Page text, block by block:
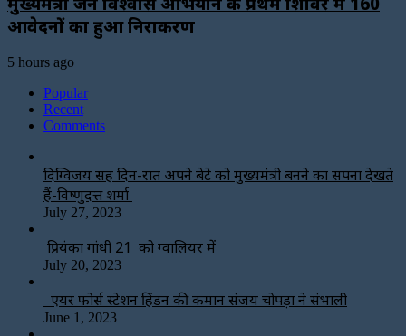
आवेदनों का हुआ निराकरण
5 hours ago
Popular
Recent
Comments
दिग्विजय सिंह दिन-रात अपने बेटे को मुख्यमंत्री बनने का सपना देखते
हैं-विष्णुदत्त शर्मा
July 27, 2023
प्रियंका गांधी 21 को ग्वालियर में
July 20, 2023
एयर फोर्स स्टेशन हिंडन की कमान संजय चोपड़ा ने संभाली
June 1, 2023